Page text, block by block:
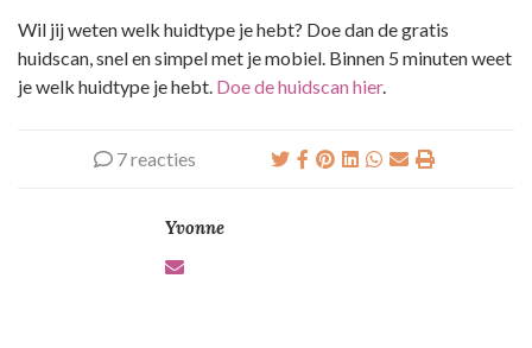
Wil jij weten welk huidtype je hebt? Doe dan de gratis
huidscan, snel en simpel met je mobiel. Binnen 5 minuten weet
je welk huidtype je hebt. Doe de huidscan hier.
7 reacties
Yvonne